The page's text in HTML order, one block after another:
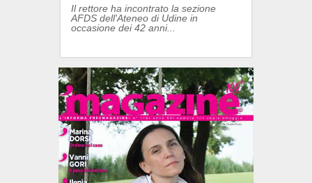
Il rettore ha incontrato la sezione
AFDS dell'Ateneo di Udine in
occasione dei 42 anni...